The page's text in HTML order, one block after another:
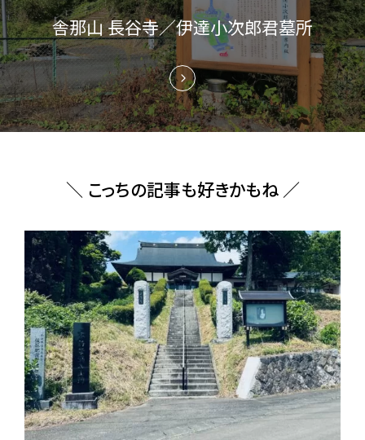
ン
舎那山 長谷寺／伊達小次郎君墓所
＼ こっちの記事も好きかもね ／